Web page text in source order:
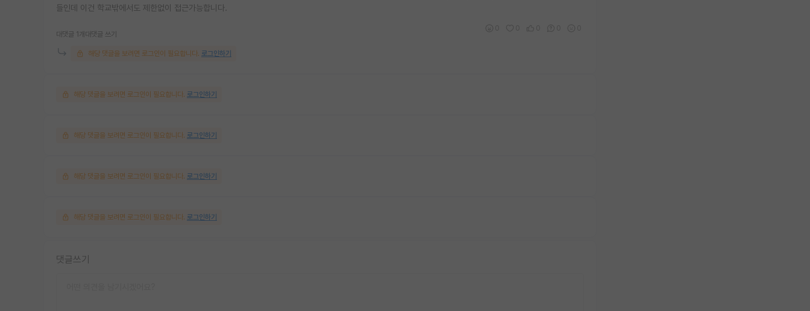
들인데 이건 학교밖에서도 제한없이 접근가능합니다.
대댓글 1개 대댓글 쓰기
해당 댓글을 보려면 로그인이 필요합니다. 로그인하기
해당 댓글을 보려면 로그인이 필요합니다. 로그인하기
해당 댓글을 보려면 로그인이 필요합니다. 로그인하기
해당 댓글을 보려면 로그인이 필요합니다. 로그인하기
해당 댓글을 보려면 로그인이 필요합니다. 로그인하기
댓글쓰기